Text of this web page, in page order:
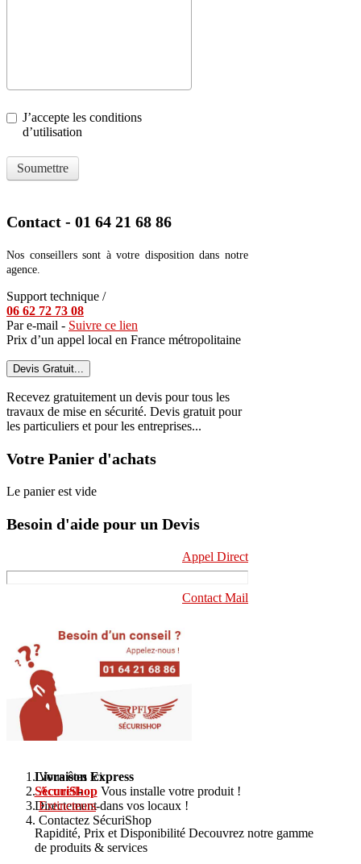
J’accepte les conditions
d’utilisation
Soumettre
Contact - 01 64 21 68 86
Nos conseillers sont à votre disposition dans notre
agence.
Support technique /
06 62 72 73 08
Par e-mail - Suivre ce lien
Prix d’un appel local en France métropolitaine
Devis Gratuit...
Recevez gratuitement un devis pour tous les
travaux de mise en sécurité. Devis gratuit pour
les particuliers et pour les entreprises...
Votre Panier d'achats
Le panier est vide
Besoin d'aide pour un Devis
Appel Direct
Contact Mail
Vous êtes ici :
Accueil-
Extincteurs-
Contactez SécuriShop
Livraison Express
SécuriShopVous installe votre produit !
Directement dans vos locaux !
Rapidité, Prix et Disponibilité Decouvrez notre gamme
de produits & services